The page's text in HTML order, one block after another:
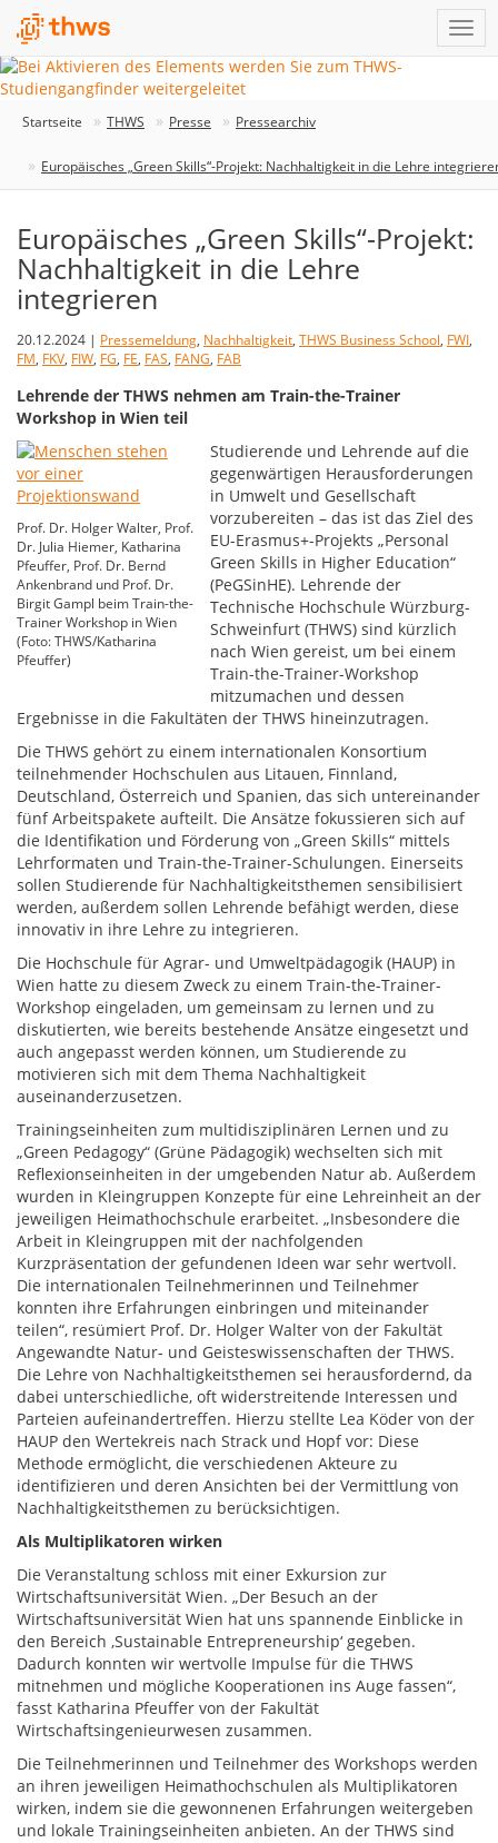
Startseite THWS Presse Pressearchiv
Europäisches „Green Skills“-Projekt: Nachhaltigkeit in die Lehre
Europäisches „Green Skills“-Projekt:
Nachhaltigkeit in die Lehre
integrieren
20.12.2024 | Pressemeldung, Nachhaltigkeit, THWS Business School, FWI,
FM, FKV, FIW, FG, FE, FAS, FANG, FAB
Lehrende der THWS nehmen am Train-the-Trainer
Workshop in Wien teil
Prof. Dr. Holger Walter, Prof.
Dr. Julia Hiemer, Katharina
Pfeuffer, Prof. Dr. Bernd
Ankenbrand und Prof. Dr.
Birgit Gampl beim Train-the-
Trainer Workshop in Wien
(Foto: THWS/Katharina
Pfeuffer)
Studierende und Lehrende auf die
gegenwärtigen Herausforderungen
in Umwelt und Gesellschaft
vorzubereiten – das ist das Ziel des
EU-Erasmus+-Projekts „Personal
Green Skills in Higher Education“
(PeGSinHE). Lehrende der
Technische Hochschule Würzburg-
Schweinfurt (THWS) sind kürzlich
nach Wien gereist, um bei einem
Train-the-Trainer-Workshop
mitzumachen und dessen
Ergebnisse in die Fakultäten der THWS hineinzutragen.
Die THWS gehört zu einem internationalen Konsortium
teilnehmender Hochschulen aus Litauen, Finnland,
Deutschland, Österreich und Spanien, das sich untereinander
fünf Arbeitspakete aufteilt. Die Ansätze fokussieren sich auf
die Identifikation und Förderung von „Green Skills“ mittels
Lehrformaten und Train-the-Trainer-Schulungen. Einerseits
sollen Studierende für Nachhaltigkeitsthemen sensibilisiert
werden, außerdem sollen Lehrende befähigt werden, diese
innovativ in ihre Lehre zu integrieren.
Die Hochschule für Agrar- und Umweltpädagogik (HAUP) in
Wien hatte zu diesem Zweck zu einem Train-the-Trainer-
Workshop eingeladen, um gemeinsam zu lernen und zu
diskutierten, wie bereits bestehende Ansätze eingesetzt und
auch angepasst werden können, um Studierende zu
motivieren sich mit dem Thema Nachhaltigkeit
auseinanderzusetzen.
Trainingseinheiten zum multidisziplinären Lernen und zu
„Green Pedagogy“ (Grüne Pädagogik) wechselten sich mit
Reflexionseinheiten in der umgebenden Natur ab. Außerdem
wurden in Kleingruppen Konzepte für eine Lehreinheit an der
jeweiligen Heimathochschule erarbeitet. „Insbesondere die
Arbeit in Kleingruppen mit der nachfolgenden
Kurzpräsentation der gefundenen Ideen war sehr wertvoll.
Die internationalen Teilnehmerinnen und Teilnehmer
konnten ihre Erfahrungen einbringen und miteinander
teilen“, resümiert Prof. Dr. Holger Walter von der Fakultät
Angewandte Natur- und Geisteswissenschaften der THWS.
Die Lehre von Nachhaltigkeitsthemen sei herausfordernd, da
dabei unterschiedliche, oft widerstreitende Interessen und
Parteien aufeinandertreffen. Hierzu stellte Lea Köder von der
HAUP den Wertekreis nach Strack und Hopf vor: Diese
Methode ermöglicht, die verschiedenen Akteure zu
identifizieren und deren Ansichten bei der Vermittlung von
Nachhaltigkeitsthemen zu berücksichtigen.
Als Multiplikatoren wirken
Die Veranstaltung schloss mit einer Exkursion zur
Wirtschaftsuniversität Wien. „Der Besuch an der
Wirtschaftsuniversität Wien hat uns spannende Einblicke in
den Bereich ‚Sustainable Entrepreneurship‘ gegeben.
Dadurch konnten wir wertvolle Impulse für die THWS
mitnehmen und mögliche Kooperationen ins Auge fassen“,
fasst Katharina Pfeuffer von der Fakultät
Wirtschaftsingenieurwesen zusammen.
Die Teilnehmerinnen und Teilnehmer des Workshops werden
an ihren jeweiligen Heimathochschulen als Multiplikatoren
wirken, indem sie die gewonnenen Erfahrungen weitergeben
und lokale Trainingseinheiten anbieten. An der THWS sind